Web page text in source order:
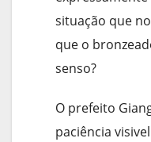
situação que
que o
senso?
O prefeito
paciência